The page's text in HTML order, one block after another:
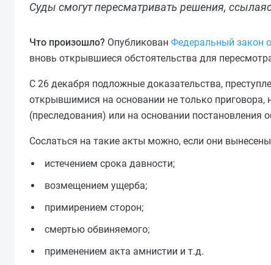
Суды смогут пересматривать решения,
Что произошло? Опубликован Федеральный закон
вновь открывшиеся обстоятельства для
С 26 декабря подложные доказательства,
открывшимися на основании не только приговора,
(преследования) или на основании постановления
Сослаться на такие акты можно, если они вынесены
истечением срока давности;
возмещением ущерба;
примирением сторон;
смертью обвиняемого;
применением акта амнистии и т.д.